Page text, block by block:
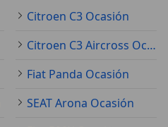
Citroen C3 Ocasión
Citroen C3 Aircross Ocasión
Fiat Panda Ocasión
SEAT Arona Ocasión